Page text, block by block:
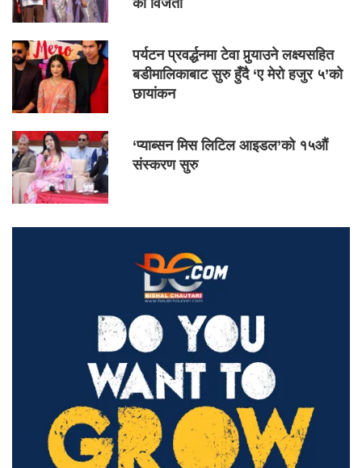
पर्यटन प्रवर्द्धनमा टेवा पुर्‍याउने लक्ष्यसहित
बडीमालिकाबाट सुरु हुँदै ‘ए मेरो हजुर ५’को
छायांकन
‘प्याब्सन मिस लिटिल आइडल’को १५औं
संस्करण सुरु